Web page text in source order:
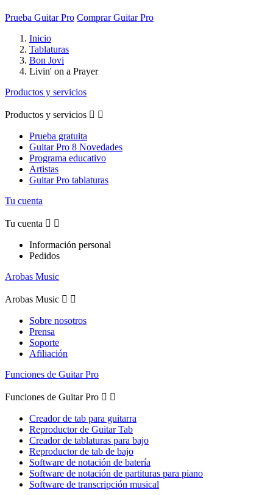
Prueba Guitar Pro Comprar Guitar Pro
Inicio
Tablaturas
Bon Jovi
Livin' on a Prayer
Productos y servicios
Productos y servicios  
Prueba gratuita
Guitar Pro 8 Novedades
Programa educativo
Artistas
Guitar Pro tablaturas
Tu cuenta
Tu cuenta  
Información personal
Pedidos
Arobas Music
Arobas Music  
Sobre nosotros
Prensa
Soporte
Afiliación
Funciones de Guitar Pro
Funciones de Guitar Pro  
Creador de tab para guitarra
Reproductor de Guitar Tab
Creador de tablaturas para bajo
Reproductor de tab de bajo
Software de notación de batería
Software de notación de partituras para piano
Software de transcripción musical